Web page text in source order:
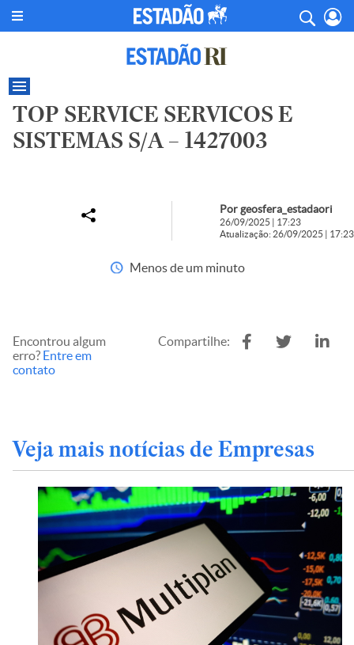
TOP SERVICE SERVICOS E
SISTEMAS S/A – 1427003
Por geosfera_estadaori
26/09/2025 | 17:23
Atualização: 26/09/2025 | 17:23
Menos de um minuto
Encontrou algum
erro? Entre em
contato
Compartilhe:
Veja mais notícias de Empresas